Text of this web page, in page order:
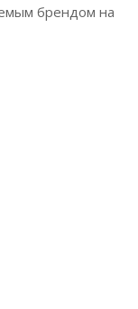
брендом на